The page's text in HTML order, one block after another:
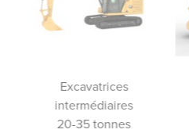
Excavatrices
intermédiaires
20-35 tonnes